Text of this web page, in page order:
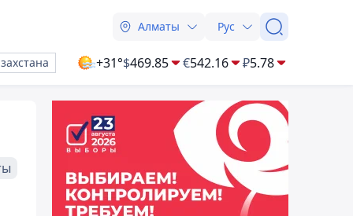
Алматы Рус
+31°$469.85 €542.16 ₽5.78